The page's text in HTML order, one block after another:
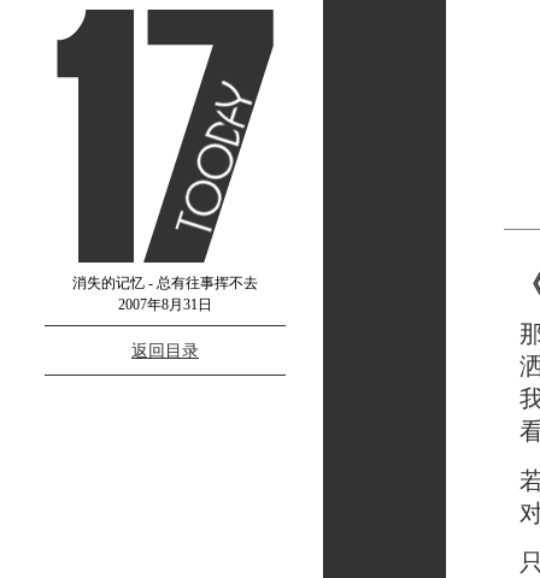
消失的记忆 - 总有往事挥不去
2007年8月31日
返回目录
那
洒
我
看
若
对
只